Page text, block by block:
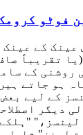
فوٹو
عینک کے عینک
تقریباً
روشنی کے
ہو جاتے
کے لیے
دیگر
لینسز،"